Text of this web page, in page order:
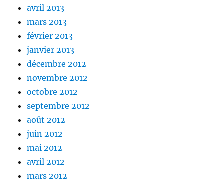
avril 2013
mars 2013
février 2013
janvier 2013
décembre 2012
novembre 2012
octobre 2012
septembre 2012
août 2012
juin 2012
mai 2012
avril 2012
mars 2012